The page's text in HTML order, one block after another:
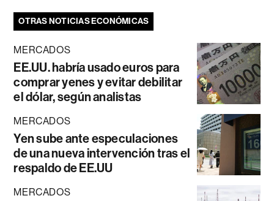
OTRAS NOTICIAS ECONÓMICAS
MERCADOS
EE.UU. habría usado euros para
comprar yenes y evitar debilitar
el dólar, según analistas
MERCADOS
Yen sube ante especulaciones
de una nueva intervención tras el
respaldo de EE.UU
MERCADOS